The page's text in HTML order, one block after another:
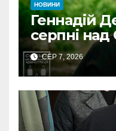
НОВИНИ
Геннадій
серпні
КАБів
СЕР 7, 2026